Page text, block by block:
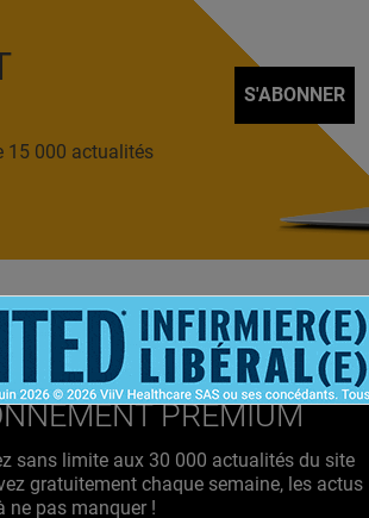
15 000 actualités
S'ABONNER
ACCUEIL NEWSLETTER QUI
PREMIUM
sans limite aux 30 000 actualités du site
gratuitement chaque semaine, les actus
ne pas manquer !